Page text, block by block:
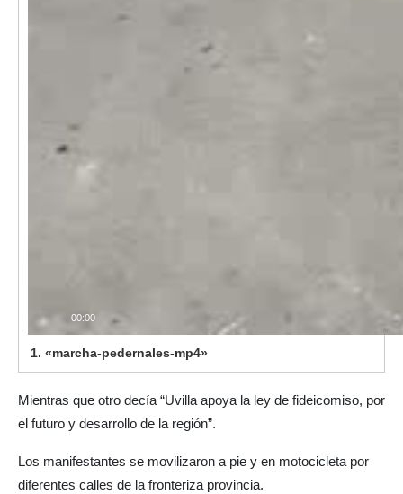
00:00
1. «marcha-pedernales-mp4»
Mientras que otro decía “Uvilla apoya la ley de fideicomiso, por
el futuro y desarrollo de la región”.
Los manifestantes se movilizaron a pie y en motocicleta por
diferentes calles de la fronteriza provincia.